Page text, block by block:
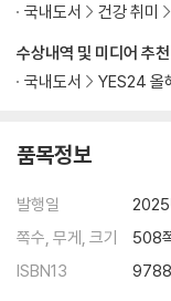
8장. 현대 사회가 앗아
건강에 좋은 약간의 불
운동은 피트니스 센터
환경독소가 둘러싼 세상
9장. 건강을 위한 담대
불안, 공포, 우울의 생애
죽음에 대한 두려움에
수상내역 및 미디어 추
국내도서
YES24 올
국내도서
건강 취미
품목정보
발행일
2025
쪽수, 무게, 크기
508
ISBN13